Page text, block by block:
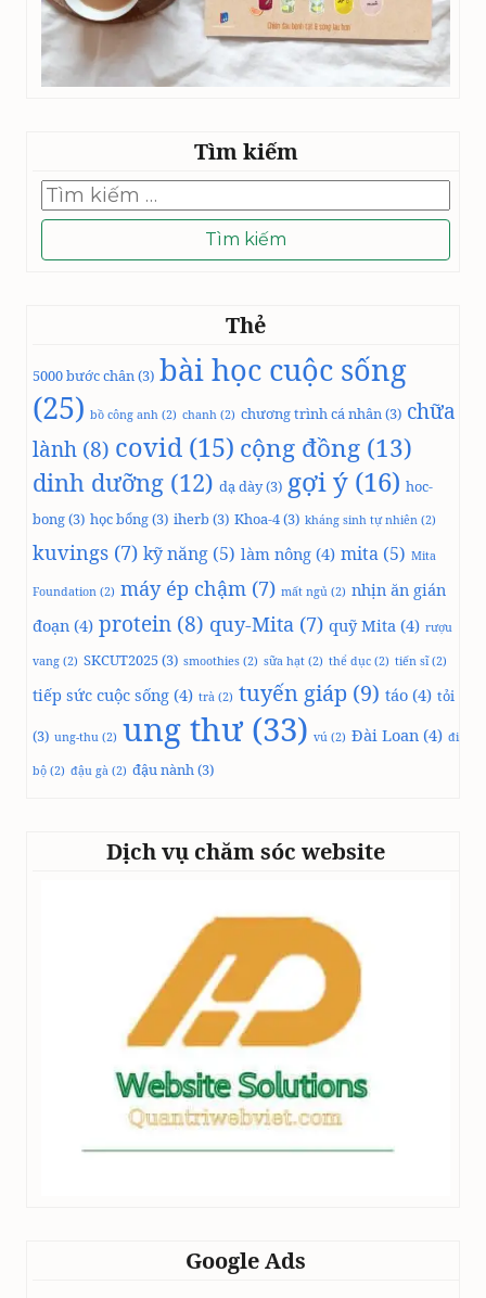
Tìm kiếm
Tìm
kiếm
cho:
Thẻ
5000 bước chân(3) bài học cuộc sống
(25) bồ công anh (2) chanh (2) chương trình cá nhân(3) chữa
lành (8) covid (15) cộng đồng (13)
dinh dưỡng (12) dạ dày(3) gợi ý (16) hoc-
bong(3) học bổng(3) iherb(3) Khoa-4(3) kháng sinh tự nhiên (2)
kuvings (7) kỹ năng (5) làm nông (4) mita (5) Mita
Foundation (2) máy ép chậm (7) mất ngủ (2) nhịn ăn gián
đoạn (4) protein (8) quy-Mita (7) quỹ Mita (4) rượu
vang (2) SKCUT2025(3) smoothies (2) sữa hạt (2) thể dục (2) tiến sĩ(2)
tiếp sức cuộc sống (4) trà (2) tuyến giáp (9) táo (4) tỏi
(3) ung-thu (2) ung thư(33) vú (2) Đài Loan (4) đi
bộ (2) đậu gà (2) đậu nành(3)
Dịch vụ chăm sóc website
Google Ads